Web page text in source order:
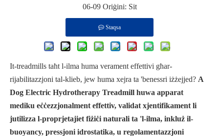
06-09 Oriġini: Sit
Staqsa
It-treadmills taħt l-ilma huma verament effettivi għar-
rijabilitazzjoni tal-klieb, jew huma xejra ta 'benessri iżżejjed? A
Dog Electric Hydrotherapy Treadmill huwa apparat
mediku eċċezzjonalment effettiv, validat xjentifikament li
jutilizza l-proprjetajiet fiżiċi naturali ta 'l-ilma, inkluż il-
buoyancy, pressjoni idrostatika, u regolamentazzjoni